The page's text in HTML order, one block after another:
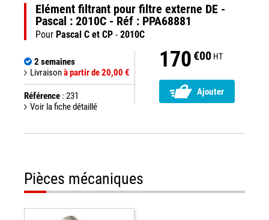
Elément filtrant pour filtre externe DE -
Pascal : 2010C - Réf : PPA68881
Pour Pascal C et CP - 2010C
2 semaines
Livraisonà partir de 20,00 €
Référence : 231
Voir la fiche détaillé
170 €00 HT
Ajouter
Pièces mécaniques